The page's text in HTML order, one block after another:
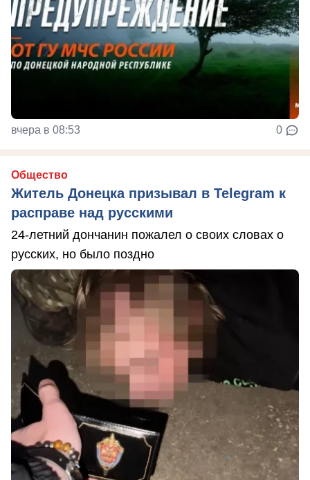
вчера в 08:53 0
Общество
Житель Донецка призывал в Telegram к
расправе над русскими
24-летний дончанин пожалел о своих словах о
русских, но было поздно